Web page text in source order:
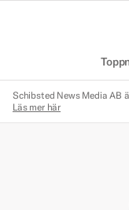
Schibsted News Media AB
Läs mer här